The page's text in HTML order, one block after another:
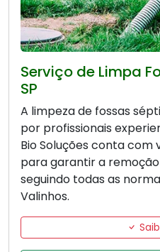
Serviço de Limpa
SP
A limpeza de fossas
por profissionais
Bio Soluções conta
para garantir a
seguindo todas as
Valinhos.